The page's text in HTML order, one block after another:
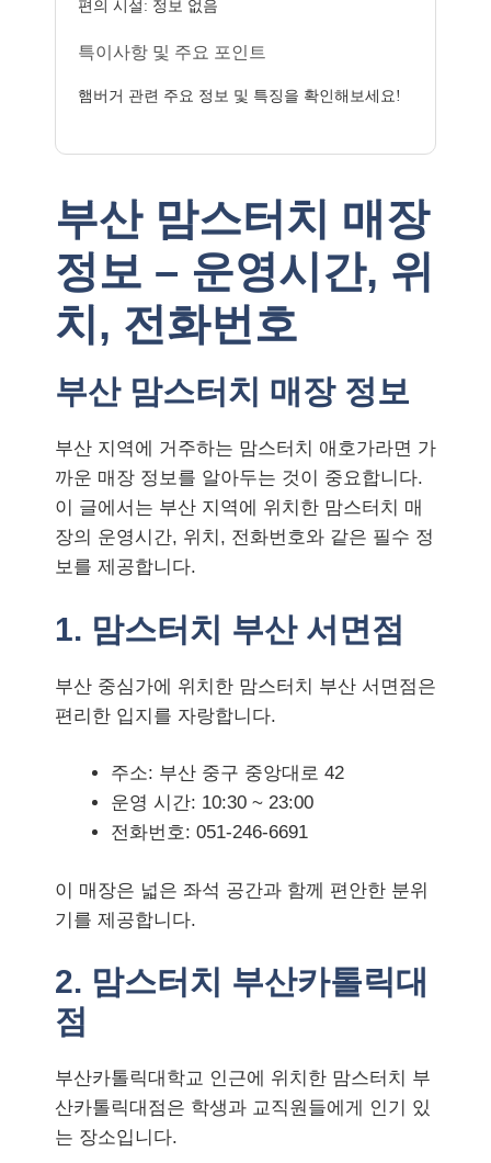
편의 시설: 정보 없음
특이사항 및 주요 포인트
햄버거 관련 주요 정보 및 특징을 확인해보세요!
부산 맘스터치 매장
정보 – 운영시간, 위
치, 전화번호
부산 맘스터치 매장 정보
부산 지역에 거주하는 맘스터치 애호가라면 가
까운 매장 정보를 알아두는 것이 중요합니다.
이 글에서는 부산 지역에 위치한 맘스터치 매
장의 운영시간, 위치, 전화번호와 같은 필수 정
보를 제공합니다.
1. 맘스터치 부산 서면점
부산 중심가에 위치한 맘스터치 부산 서면점은
편리한 입지를 자랑합니다.
주소: 부산 중구 중앙대로 42
운영 시간: 10:30 ~ 23:00
전화번호: 051-246-6691
이 매장은 넓은 좌석 공간과 함께 편안한 분위
기를 제공합니다.
2. 맘스터치 부산카톨릭대
점
부산카톨릭대학교 인근에 위치한 맘스터치 부
산카톨릭대점은 학생과 교직원들에게 인기 있
는 장소입니다.